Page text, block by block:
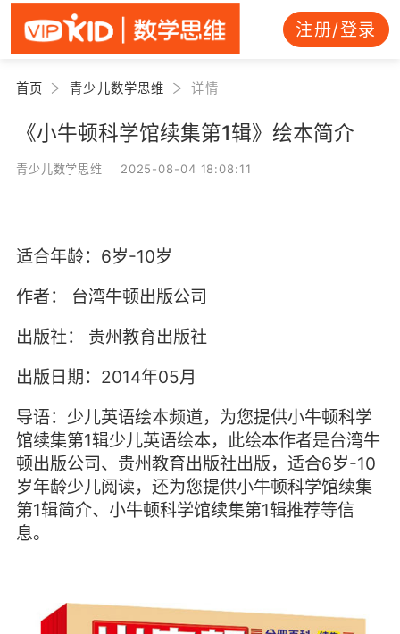
注册/登录
首页 青少儿数学思维 详情
《小牛顿科学馆续集第1辑》绘本简介
青少儿数学思维 2025-08-04 18:08:11
适合年龄：6岁-10岁
作者：
台湾牛顿出版公司
出版社：
贵州教育出版社
出版日期：2014年05月
导语：少儿英语绘本频道，为您提供小牛顿科学
馆续集第1辑少儿英语绘本，此绘本作者是台湾牛
顿出版公司、贵州教育出版社出版，适合6岁-10
岁年龄少儿阅读，还为您提供小牛顿科学馆续集
第1辑简介、小牛顿科学馆续集第1辑推荐等信
息。